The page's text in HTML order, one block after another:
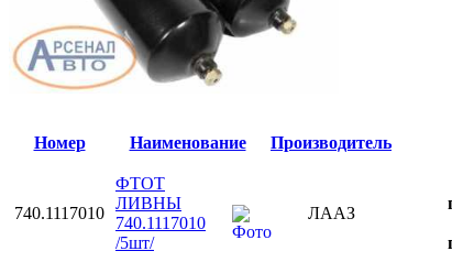
Номер
Наименование Производитель
740.1117010
ФТОТ
ЛИВНЫ
740.1117010
/5шт/
ЛААЗ